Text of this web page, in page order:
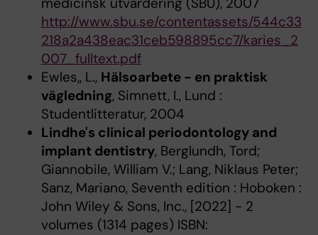
http://www.sbu.se/contentassets/544c33
218a2a438eac31ceb598895cc7/karies_2
007_fulltext.pdf
Ewles,, L., Hälsoarbete - en praktisk
vägledning, Simnett, I., Lund :
Studentlitteratur, 2004
Lindhe's clinical periodontology and
implant dentistry, Berglundh, Tord;
Giannobile, William V.; Lang, Niklaus Peter;
Sanz, Mariano, Seventh edition : Hoboken :
John Wiley & Sons, Inc., [2022] - 2
volumes (1314 pages) ISBN: